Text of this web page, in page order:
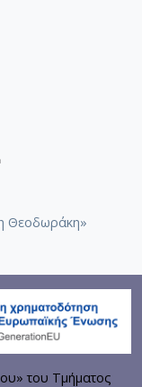
Θεοδωράκη»
του Τμήματος